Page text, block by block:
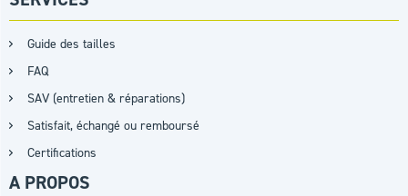
Guide des tailles
FAQ
SAV (entretien & réparations)
Satisfait, échangé ou remboursé
Certifications
A PROPOS